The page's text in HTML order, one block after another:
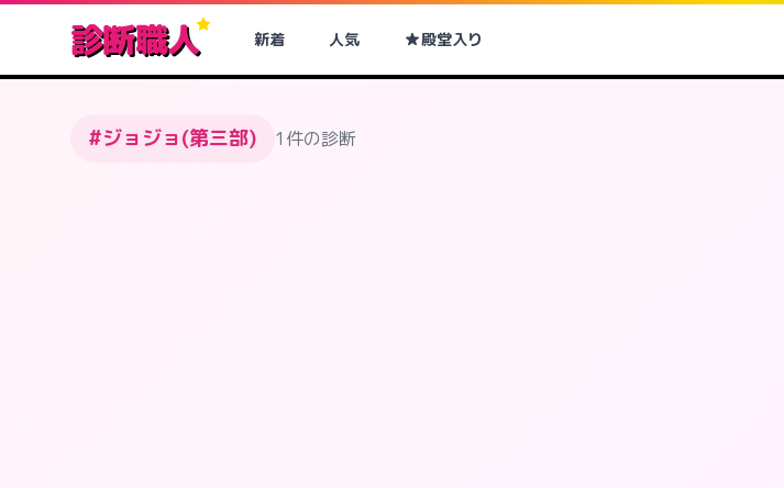
診断職人 新着 人気 殿堂入り
#ジョジョ(第三部) 1件の診断